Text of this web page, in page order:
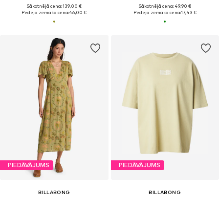
Sākotnējā cena: 139,00 €
Pēdējā zemākā cena:46,00 €
Sākotnējā cena: 49,90 €
Pēdējā zemākā cena:17,43 €
PIEDĀVĀJUMS
BILLABONG
PIEDĀVĀJUMS
BILLABONG